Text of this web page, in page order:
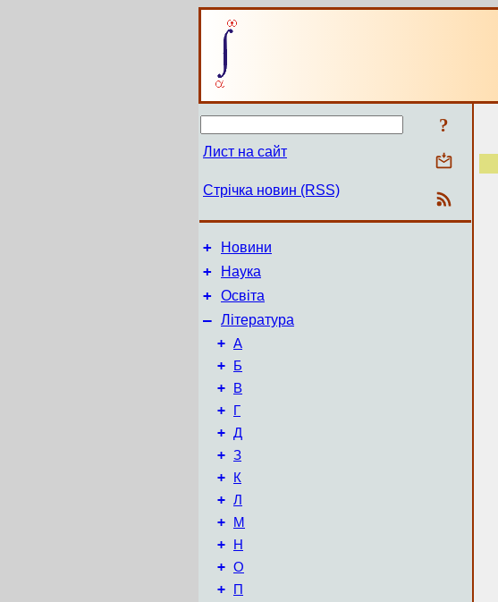
?
Лист на сайт
Стрічка новин (RSS)
+ Новини
+ Наука
+ Освіта
– Література
+ А
+ Б
+ В
+ Г
+ Д
+ З
+ К
+ Л
+ М
+ Н
+ О
+ П